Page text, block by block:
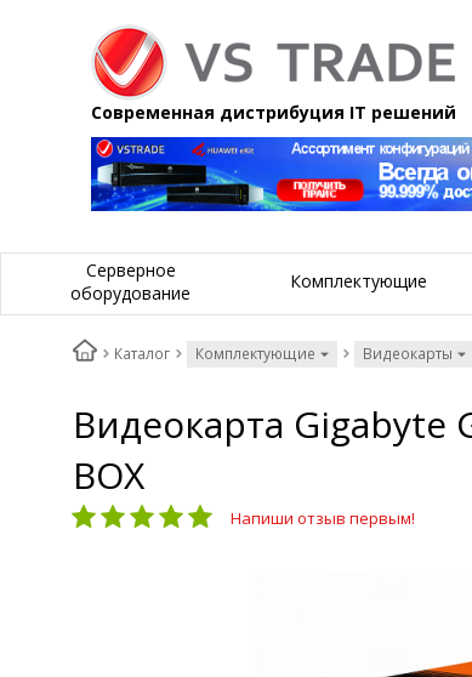
Современная дистрибуция IT решений
Серверное
оборудование
Комплектующие
Каталог Комплектующие Видеокарты
Видеокарта Gigabyte
BOX
Напиши отзыв первым!